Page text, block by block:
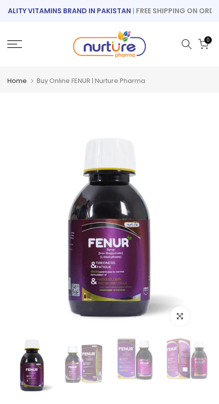
SkipVITAMINS BRAND IN PAKISTAN|FREE SHIPPING ON
0
Home Buy Online FENUR | Nurture Pharma
Click to enlarge